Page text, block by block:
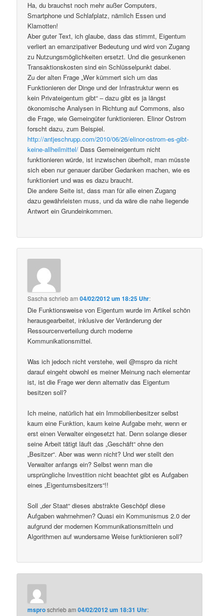
Ha, du brauchst noch mehr außer Computers,
Smartphone und Schlafplatz, nämlich Essen und
Klamotten!
Aber guter Text, ich glaube, dass das stimmt, Eigentum
verliert an emanzipativer Bedeutung und wird von Zugang
zu Nutzungsmöglichkeiten ersetzt. Und die gesunkenen
Transaktionskosten sind ein Schlüsselpunkt dabei.
Zu der alten Frage „Wer kümmert sich um das
Funktionieren der Dinge und der Infrastruktur wenn es
kein Privateigentum gibt“ – dazu gibt es ja längst
ökonomische Analysen in Richtung auf Commons, also
die Frage, wie Gemeingüter funktionieren. Elinor Ostrom
forscht dazu, zum Beispiel.
http://antjeschrupp.com/2010/06/26/elinor-ostrom-es-gibt-
keine-allheilmittel/ Dass Gemeineigentum nicht
funktionieren würde, ist inzwischen überholt, man müsste
sich eben nur genauer darüber Gedanken machen, wie es
funktioniert und was es dazu braucht.
Die andere Seite ist, dass man für alle einen Zugang
dazu gewährleisten muss, und da wäre die nahe liegende
Antwort ein Grundeinkommen.
Sascha schriebam04/02/2012 um 18:25 Uhr:
Die Funktionsweise von Eigentum wurde im Artikel schön
herausgearbeitet, inklusive der Veränderung der
Ressourcenverteilung durch moderne
Kommunikationsmittel.
Was ich jedoch nicht verstehe, weil @mspro da nicht
darauf eingeht obwohl es meiner Meinung nach elementar
ist, ist die Frage wer denn alternativ das Eigentum
besitzen soll?
Ich meine, natürlich hat ein Immobilienbesitzer selbst
kaum eine Funktion, kaum keine Aufgabe mehr, wenn er
erst einen Verwalter eingesetzt hat. Denn solange dieser
seine Arbeit tätigt läuft das „Geschäft“ ohne den
„Besitzer“. Aber was wenn nicht? Und wer stellt den
Verwalter anfangs ein? Selbst wenn man die
ursprüngliche Investition nicht beachtet gibt es Aufgaben
eines „Eigentumsbesitzers“!!
Soll „der Staat“ dieses abstrakte Geschöpf diese
Aufgaben wahrnehmen? Quasi ein Kommunismus 2.0 der
aufgrund der modernen Kommunikationsmitteln und
Algorithmen auf wundersame Weise funktionieren soll?
msproschriebam04/02/2012 um 18:31 Uhr: